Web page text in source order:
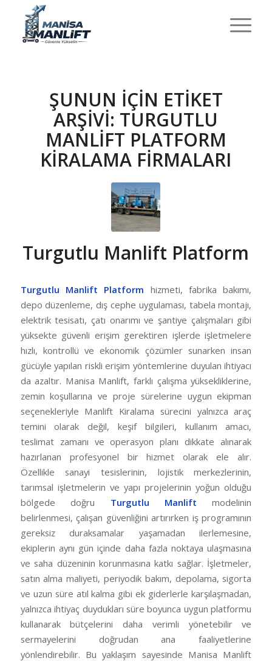
ŞUNUN IÇIN ETIKET
ARŞIVI: TURGUTLU
MANLIFT PLATFORM
KIRALAMA FIRMALARI
Turgutlu Manlift Platform
Turgutlu Manlift Platform hizmeti, fabrika bakımı,
depo düzenleme, dış cephe uygulaması, tabela montajı,
elektrik tesisatı, çatı onarımı ve şantiye çalışmaları gibi
yüksekte güvenli erişim gerektiren işlerde işletmelere
hızlı, kontrollü ve ekonomik çözümler sunarken insan
gücüyle yapılan riskli erişim yöntemlerine duyulan ihtiyacı
da azaltır. Manisa Manlift, farklı çalışma yüksekliklerine,
zemin koşullarına ve proje sürelerine uygun ekipman
seçenekleriyle Manlift Kiralama sürecini yalnızca araç
temini olarak değil, keşif bilgileri, kullanım amacı,
teslimat zamanı ve operasyon planı dikkate alınarak
hazırlanan profesyonel bir hizmet olarak ele alır.
Özellikle sanayi tesislerinin, lojistik merkezlerinin,
tarımsal işletmelerin ve yapı projelerinin yoğun olduğu
bölgede doğru Turgutlu Manlift modelinin
belirlenmesi, çalışan güvenliğini artırırken iş programının
gereksiz duraksamalar yaşamadan ilerlemesine,
ekiplerin aynı gün içinde daha fazla noktaya ulaşmasına
ve saha düzeninin korunmasına katkı sağlar. İşletmeler,
satın alma maliyeti, periyodik bakım, depolama, sigorta
ve uzun süre atıl kalma gibi ek giderlerle karşılaşmadan,
yalnızca ihtiyaç duydukları süre boyunca uygun platformu
kullanarak bütçelerini daha verimli yönetebilir ve
sermayelerini doğrudan ana faaliyetlerine
yönlendirebilir. Bu yaklaşım sayesinde Manisa Manlift